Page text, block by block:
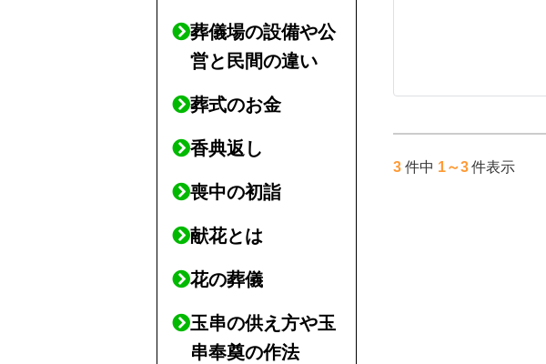
3 件中 1～3 件表示
葬儀場の設備や公
営と民間の違い
葬式のお金
香典返し
喪中の初詣
献花とは
花の葬儀
玉串の供え方や玉
串奉奠の作法